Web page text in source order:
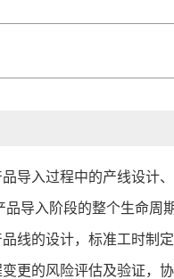
导入过程中的产线设计
品导入阶段的整个生命周
线的设计，标准工时制
更的风险评估及验证，